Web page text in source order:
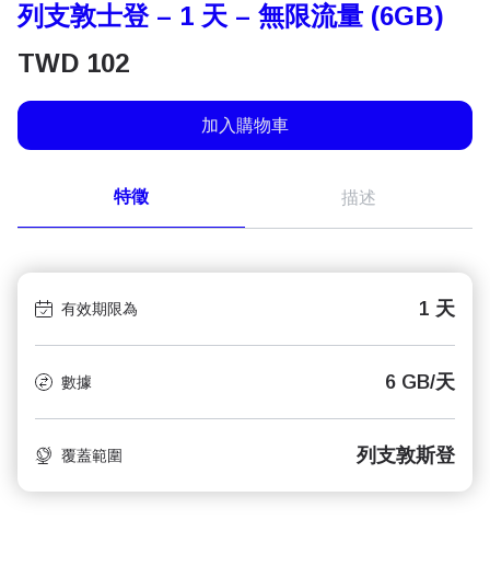
列支敦士登 – 1 天 – 無限流量 (6GB)
TWD 102
加入購物車
特徵 描述
有效期限為 1 天
數據 6 GB/天
覆蓋範圍 列支敦斯登